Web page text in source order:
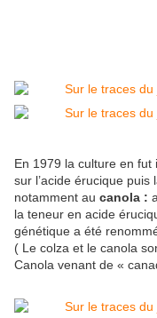
En 1979 la culture en
sur l’acide érucique
notamment au canola :
la teneur en acide
génétique a été
( Le colza et le canola
Canola venant de «